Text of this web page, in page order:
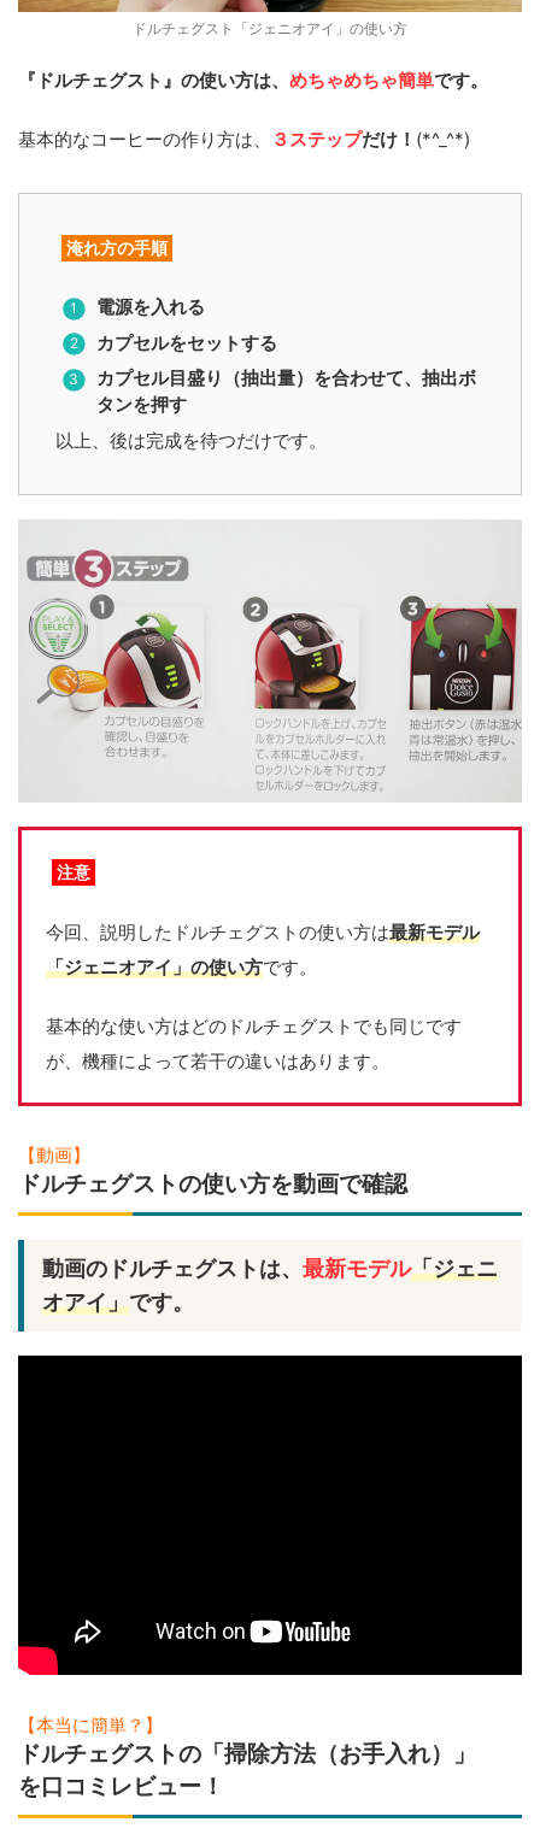
ドルチェグスト「ジェニオアイ」の使い方
『ドルチェグスト』の使い方は、 めちゃめちゃ簡単です。
基本的なコーヒーの作り方は、 ３ステップだけ！ (*^_^*)
淹れ方の手順
電源を入れる
カプセルをセットする
カプセル目盛り（抽出量）を合わせて、抽出ボ
タンを押す
以上、後は完成を待つだけです。
注意
今回、説明したドルチェグストの使い方は最新モデル
「ジェニオアイ」の使い方です。
基本的な使い方はどのドルチェグストでも同じです
が、機種によって若干の違いはあります。
【動画】
ドルチェグストの使い方を動画で確認
動画のドルチェグストは、 最新モデル「ジェニ
オアイ」です。
【本当に簡単？】
ドルチェグストの「掃除方法（お手入れ）」
を口コミレビュー！